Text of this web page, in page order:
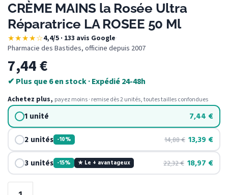
CRÈME MAINS la Rosée Ultra
Réparatrice LA ROSEE 50 Ml
★★★★☆4,4/5 · 133 avis Google·
Pharmacie des Bastides, officine depuis 2007
7,44€
✔ Plus que 6 en stock · Expédié 24-48h
Achetez plus, payez moins · remise dès 2 unités, toutes tailles confondues
1 unité 7,44 €
2 unités -10% 14,88€ 13,39 €
3 unités -15% ★ Le + avantageux 22,32€ 18,97 €